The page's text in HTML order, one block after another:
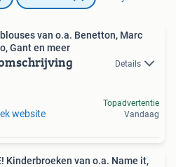
van o.a. Benetton, Marc
Gant en meer
Details
website
Topadvertentie
Vandaag
Kinderbroeken van o.a. Name it,